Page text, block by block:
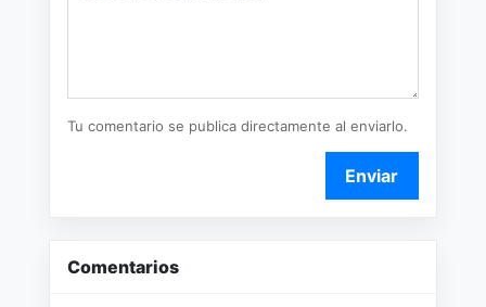
Tu comentario se publica directamente al enviarlo.
Enviar
Comentarios